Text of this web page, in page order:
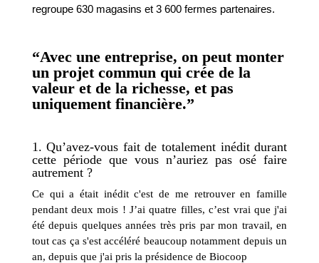
regroupe 630 magasins et 3 600 fermes partenaires.
“Avec une entreprise, on peut monter
un projet commun qui crée de la
valeur et de la richesse, et pas
uniquement financière.”
1. Qu’avez-vous fait de totalement inédit durant
cette période que vous n’auriez pas osé faire
autrement ?
Ce qui a était inédit c'est de me retrouver en famille
pendant deux mois ! J’ai quatre filles, c’est vrai que j'ai
été depuis quelques années très pris par mon travail, en
tout cas ça s'est accéléré beaucoup notamment depuis un
an, depuis que j'ai pris la présidence de Biocoop